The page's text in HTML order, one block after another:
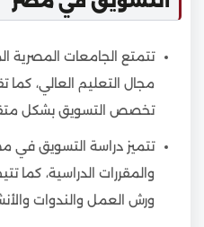
تتمتع الجامعات المصرية
مجال التعليم العالي،
تخصص التسويق بشكل
تتميز دراسة التسويق في
والمقررات الدراسية، كما
ورش العمل والندوات